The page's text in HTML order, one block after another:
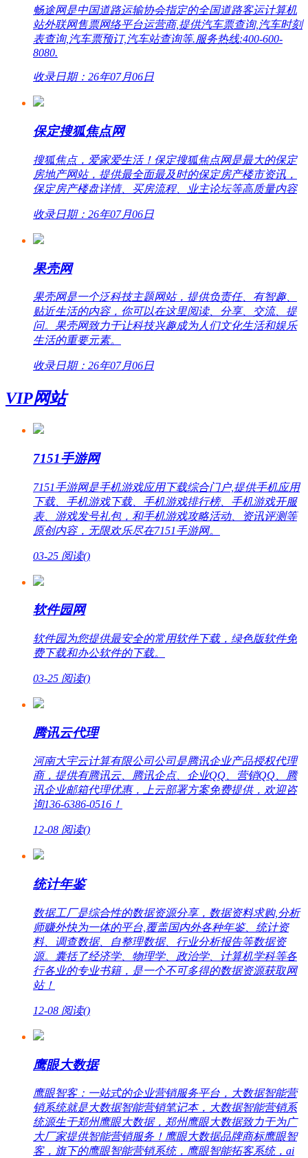
畅途网是中国道路运输协会指定的全国道路客运计算机
站外联网售票网络平台运营商,提供汽车票查询,汽车时刻
表查询,汽车票预订,汽车站查询等.服务热线:400-600-
8080.
收录日期：26年07月06日
保定搜狐焦点网
搜狐焦点，爱家爱生活！保定搜狐焦点网是最大的保定
房地产网站，提供最全面最及时的保定房产楼市资讯，
保定房产楼盘详情、买房流程、业主论坛等高质量内容
收录日期：26年07月06日
果壳网
果壳网是一个泛科技主题网站，提供负责任、有智趣、
贴近生活的内容，你可以在这里阅读、分享、交流、提
问。果壳网致力于让科技兴趣成为人们文化生活和娱乐
生活的重要元素。
收录日期：26年07月06日
VIP网站
7151手游网
7151手游网是手机游戏应用下载综合门户,提供手机应用
下载、手机游戏下载、手机游戏排行榜、手机游戏开服
表、游戏发号礼包，和手机游戏攻略活动、资讯评测等
原创内容，无限欢乐尽在7151手游网。
03-25 阅读()
软件园网
软件园为您提供最安全的常用软件下载，绿色版软件免
费下载和办公软件的下载。
03-25 阅读()
腾讯云代理
河南大宇云计算有限公司公司是腾讯企业产品授权代理
商，提供有腾讯云、腾讯企点、企业QQ、营销QQ、腾
讯企业邮箱代理优惠，上云部署方案免费提供，欢迎咨
询136-6386-0516！
12-08 阅读()
统计年鉴
数据工厂是综合性的数据资源分享，数据资料求购,分析
师赚外快为一体的平台,覆盖国内外各种年鉴、统计资
料、调查数据、自整理数据、行业分析报告等数据资
源。囊括了经济学、物理学、政治学、计算机学科等各
行各业的专业书籍，是一个不可多得的数据资源获取网
站！
12-08 阅读()
鹰眼大数据
鹰眼智客：一站式的企业营销服务平台，大数据智能营
销系统就是大数据智能营销笔记本，大数据智能营销系
统源生于郑州鹰眼大数据，郑州鹰眼大数据致力于为广
大厂家提供智能营销服务！鹰眼大数据品牌商标鹰眼智
客，旗下的鹰眼智能营销系统，鹰眼智能拓客系统，ai